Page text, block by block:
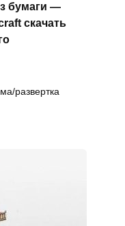
бумаги —
скачать
развертка